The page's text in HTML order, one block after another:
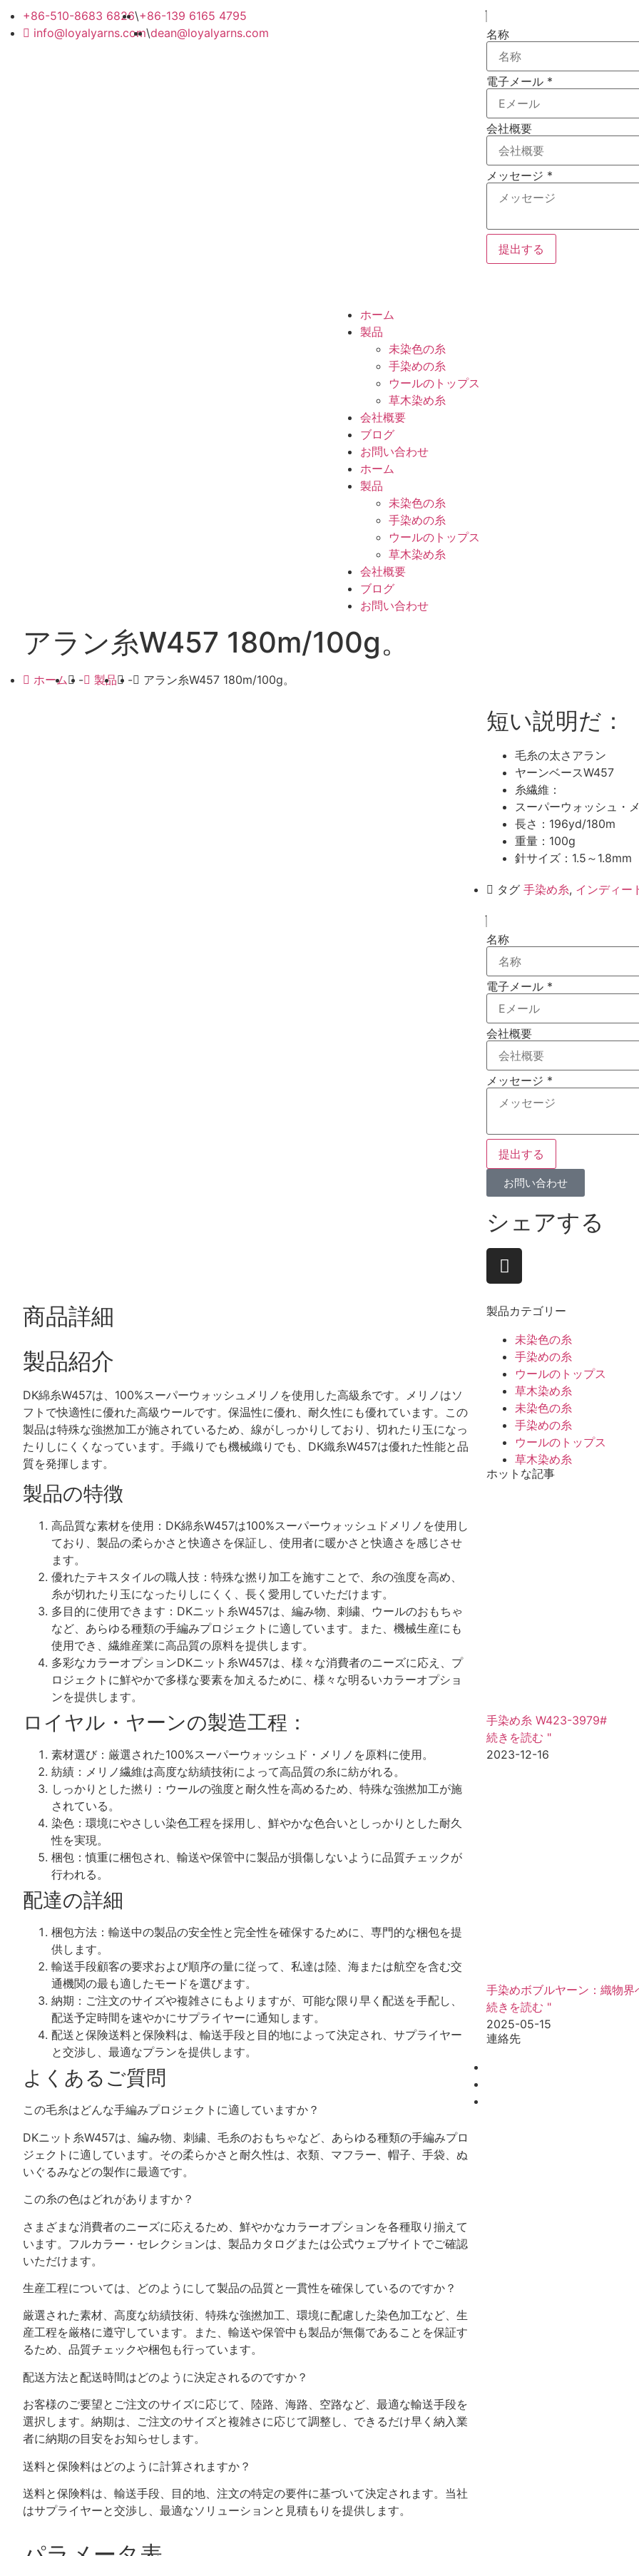
+86-510-8683 6826\+86-139 6165 4795
info@loyalyarns.com\dean@loyalyarns.com 名称
電子メール *
会社概要
メッセージ *
提出する
ホーム
製品
未染色の糸
手染めの糸
ウールのトップス
草木染め糸
会社概要
ブログ
お問い合わせ
ホーム
製品
未染色の糸
手染めの糸
ウールのトップス
草木染め糸
会社概要
ブログ
お問い合わせ
アラン糸W457 180m/100g。
ホーム - 製品 - アラン糸W457 180m/100g。
短い説明だ：
毛糸の太さアラン
ヤーンベースW457
糸繊維：
スーパーウォッシュ・
長さ：196yd/180m
重量：100g
針サイズ：1.5～1.8mm
タグ 手染め糸, インディー
名称
電子メール *
会社概要
メッセージ *
提出する
お問い合わせ
シェアする
商品詳細
製品紹介
DK綿糸W457は、100%スーパーウォッシュメリノを使用した高級糸です。メリノはソ
フトで快適性に優れた高級ウールです。保温性に優れ、耐久性にも優れています。この
製品は特殊な強撚加工が施されているため、線がしっかりしており、切れたり玉になっ
たりしにくくなっています。手織りでも機械織りでも、DK織糸W457は優れた性能と品
質を発揮します。
製品の特徴
高品質な素材を使用：DK綿糸W457は100%スーパーウォッシュドメリノを使用し
ており、製品の柔らかさと快適さを保証し、使用者に暖かさと快適さを感じさせ
ます。
優れたテキスタイルの職人技：特殊な撚り加工を施すことで、糸の強度を高め、
糸が切れたり玉になったりしにくく、長く愛用していただけます。
多目的に使用できます：DKニット糸W457は、編み物、刺繍、ウールのおもちゃ
など、あらゆる種類の手編みプロジェクトに適しています。また、機械生産にも
使用でき、繊維産業に高品質の原料を提供します。
多彩なカラーオプションDKニット糸W457は、様々な消費者のニーズに応え、プ
ロジェクトに鮮やかで多様な要素を加えるために、様々な明るいカラーオプショ
ンを提供します。
ロイヤル・ヤーンの製造工程：
素材選び：厳選された100%スーパーウォッシュド・メリノを原料に使用。
紡績：メリノ繊維は高度な紡績技術によって高品質の糸に紡がれる。
しっかりとした撚り：ウールの強度と耐久性を高めるため、特殊な強撚加工が施
されている。
染色：環境にやさしい染色工程を採用し、鮮やかな色合いとしっかりとした耐久
性を実現。
梱包：慎重に梱包され、輸送や保管中に製品が損傷しないように品質チェックが
行われる。
配達の詳細
梱包方法：輸送中の製品の安全性と完全性を確保するために、専門的な梱包を提
供します。
輸送手段顧客の要求および順序の量に従って、私達は陸、海または航空を含む交
通機関の最も適したモードを選びます。
納期：ご注文のサイズや複雑さにもよりますが、可能な限り早く配送を手配し、
配送予定時間を速やかにサプライヤーに通知します。
配送と保険送料と保険料は、輸送手段と目的地によって決定され、サプライヤー
と交渉し、最適なプランを提供します。
よくあるご質問
この毛糸はどんな手編みプロジェクトに適していますか？
DKニット糸W457は、編み物、刺繍、毛糸のおもちゃなど、あらゆる種類の手編みプロ
ジェクトに適しています。その柔らかさと耐久性は、衣類、マフラー、帽子、手袋、ぬ
いぐるみなどの製作に最適です。
この糸の色はどれがありますか？
さまざまな消費者のニーズに応えるため、鮮やかなカラーオプションを各種取り揃えて
います。フルカラー・セレクションは、製品カタログまたは公式ウェブサイトでご確認
いただけます。
生産工程については、どのようにして製品の品質と一貫性を確保しているのですか？
厳選された素材、高度な紡績技術、特殊な強撚加工、環境に配慮した染色加工など、生
産工程を厳格に遵守しています。また、輸送や保管中も製品が無傷であることを保証す
るため、品質チェックや梱包も行っています。
配送方法と配送時間はどのように決定されるのですか？
お客様のご要望とご注文のサイズに応じて、陸路、海路、空路など、最適な輸送手段を
選択します。納期は、ご注文のサイズと複雑さに応じて調整し、できるだけ早く納入業
者に納期の目安をお知らせします。
送料と保険料はどのように計算されますか？
送料と保険料は、輸送手段、目的地、注文の特定の要件に基づいて決定されます。当社
はサプライヤーと交渉し、最適なソリューションと見積もりを提供します。
製品カテゴリー
未染色の糸
手染めの糸
ウールのトップス
草木染め糸
未染色の糸
手染めの糸
ウールのトップス
草木染め糸
ホットな記事
手染め糸 W423-3979#
続きを読む "
2023-12-16
手染めボブルヤーン：織物界
続きを読む "
2025-05-15
連絡先